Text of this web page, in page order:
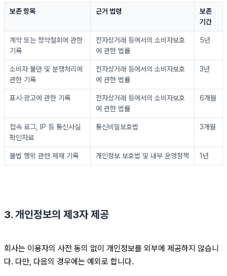
보존 항목 근거 법령
보존
기간
계약 또는 청약철회에 관한
기록
전자상거래 등에서의 소비자보호
에 관한 법률
5년
소비자 불만 및 분쟁처리에
관한 기록
전자상거래 등에서의 소비자보호
에 관한 법률
3년
표시·광고에 관한 기록
전자상거래 등에서의 소비자보호
에 관한 법률
6개월
접속 로그, IP 등 통신사실
확인자료
통신비밀보호법 3개월
불법 행위 관련 제재 기록 개인정보 보호법 및 내부 운영정책 1년
3. 개인정보의 제3자 제공
회사는 이용자의 사전 동의 없이 개인정보를 외부에 제공하지 않습니
다. 다만, 다음의 경우에는 예외로 합니다.